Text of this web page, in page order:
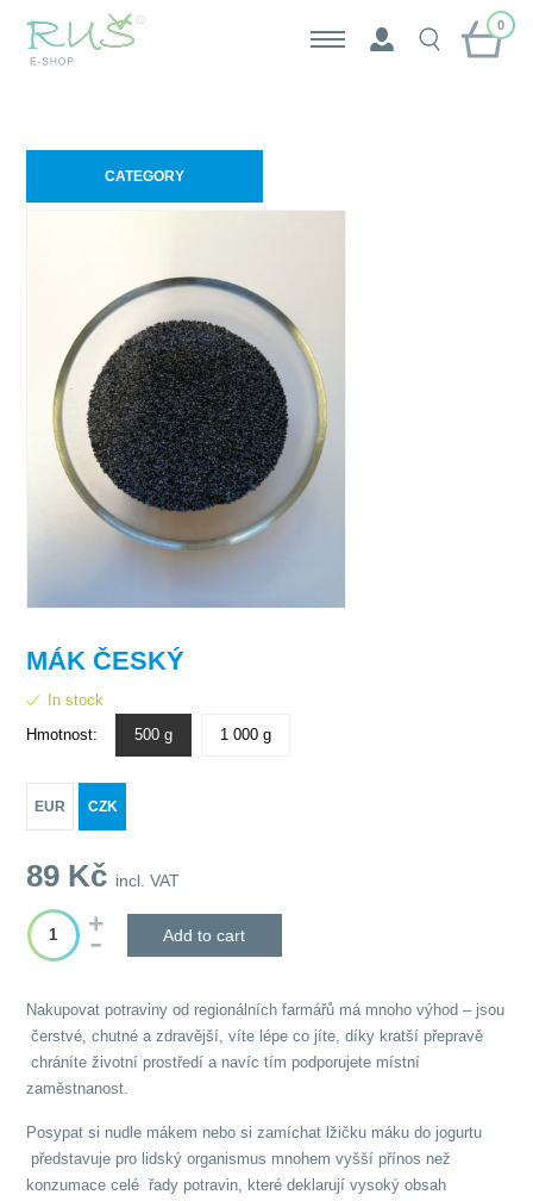
0
CATEGORY
MÁK ČESKÝ
In stock
Hmotnost:
500 g 1 000 g
EUR CZK
89 Kč incl. VAT
Add to cart
Nakupovat potraviny od regionálních farmářů má mnoho výhod – jsou
čerstvé, chutné a zdravější, víte lépe co jíte, díky kratší přepravě
chráníte životní prostředí a navíc tím podporujete místní
zaměstnanost.
Posypat si nudle mákem nebo si zamíchat lžičku máku do jogurtu
představuje pro lidský organismus mnohem vyšší přínos než
konzumace celé řady potravin, které deklarují vysoký obsah